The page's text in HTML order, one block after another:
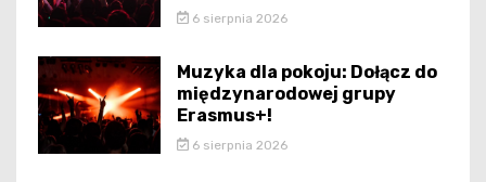
6 sierpnia 2026
Muzyka dla pokoju: Dołącz do
międzynarodowej grupy
Erasmus+!
6 sierpnia 2026